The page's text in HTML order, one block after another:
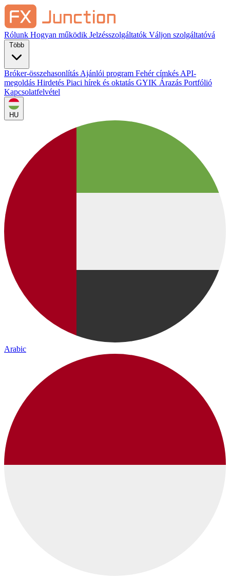
Rólunk Hogyan működik Jelzésszolgáltatók Váljon szolgáltatóvá
Bróker-összehasonlítás Ajánlói program Fehér címkés API-
megoldás Hirdetés Piaci hírek és oktatás GYIK Árazás Portfólió
Kapcsolatfelvétel
HU
Arabic